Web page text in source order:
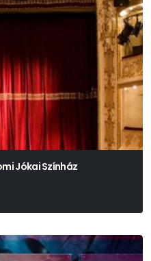
Jókai Színház